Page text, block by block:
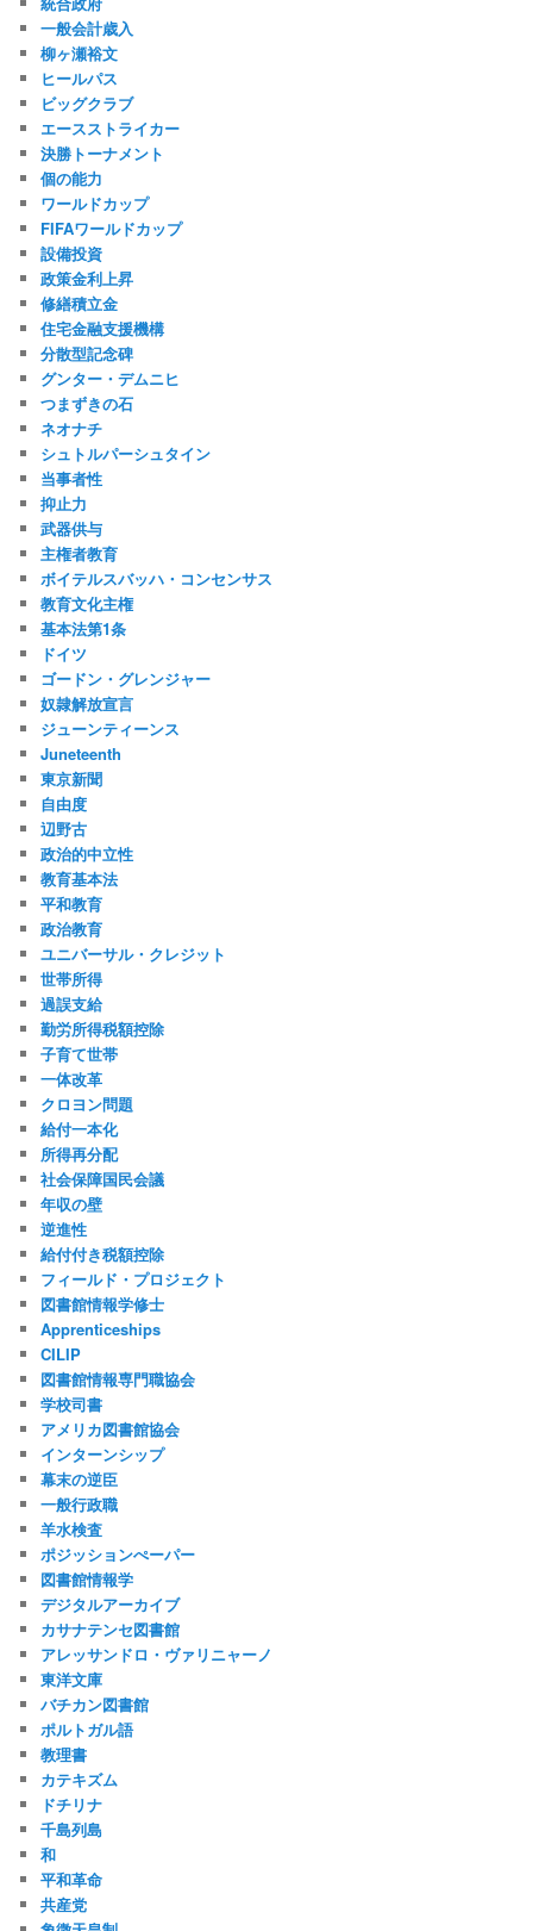
一般会計歳入
柳ヶ瀬裕文
ヒールパス
ビッグクラブ
エースストライカー
決勝トーナメント
個の能力
ワールドカップ
FIFAワールドカップ
設備投資
政策金利上昇
修繕積立金
住宅金融支援機構
分散型記念碑
グンター・デムニヒ
つまずきの石
ネオナチ
シュトルパーシュタイン
当事者性
抑止力
武器供与
主権者教育
ボイテルスバッハ・コンセンサス
教育文化主権
基本法第1条
ドイツ
ゴードン・グレンジャー
奴隷解放宣言
ジューンティーンス
Juneteenth
東京新聞
自由度
辺野古
政治的中立性
教育基本法
平和教育
政治教育
ユニバーサル・クレジット
世帯所得
過誤支給
勤労所得税額控除
子育て世帯
一体改革
クロヨン問題
給付一本化
所得再分配
社会保障国民会議
年収の壁
逆進性
給付付き税額控除
フィールド・プロジェクト
図書館情報学修士
Apprenticeships
CILIP
図書館情報専門職協会
学校司書
アメリカ図書館協会
インターンシップ
幕末の逆臣
一般行政職
羊水検査
ポジッションぺーパー
図書館情報学
デジタルアーカイブ
カサナテンセ図書館
アレッサンドロ・ヴァリニャーノ
東洋文庫
バチカン図書館
ポルトガル語
教理書
カテキズム
ドチリナ
千島列島
和
平和革命
共産党